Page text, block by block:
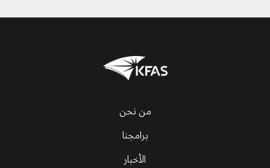
من نحن
برامجنا
الأخبار